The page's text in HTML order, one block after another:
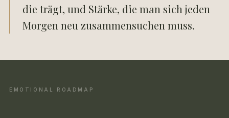
die trägt, und Stärke, die man sich jeden
Morgen neu zusammensuchen muss.
EMOTIONAL ROADMAP